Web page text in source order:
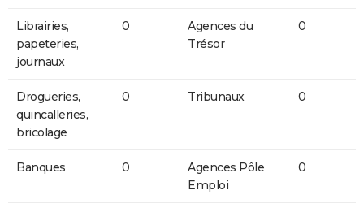
Librairies,
papeteries,
journaux
0
Agences du
Trésor
0
Drogueries,
quincalleries,
bricolage
0 Tribunaux 0
Banques 0
Agences Pôle
Emploi
0